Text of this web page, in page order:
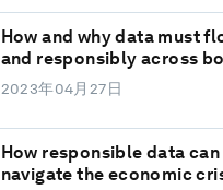
How and why data must
and responsibly across
2023年04月27日
How responsible data
navigate the economic